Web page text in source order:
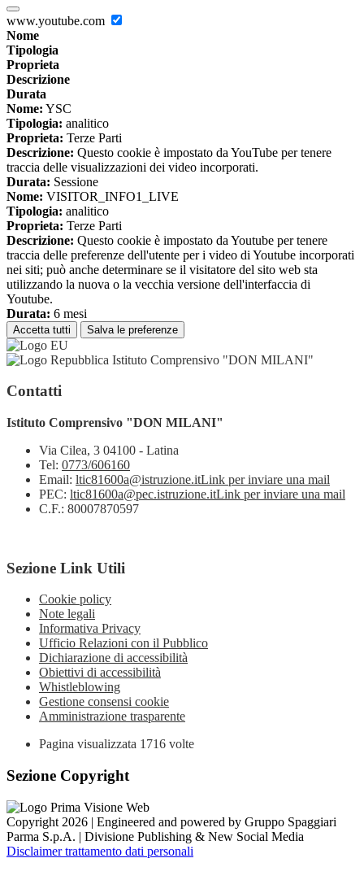
www.youtube.com
Nome
Tipologia
Proprieta
Descrizione
Durata
Nome: YSC
Tipologia: analitico
Proprieta: Terze Parti
Descrizione: Questo cookie è impostato da YouTube per tenere
traccia delle visualizzazioni dei video incorporati.
Durata: Sessione
Nome: VISITOR_INFO1_LIVE
Tipologia: analitico
Proprieta: Terze Parti
Descrizione: Questo cookie è impostato da Youtube per tenere
traccia delle preferenze dell'utente per i video di Youtube incorporati
nei siti; può anche determinare se il visitatore del sito web sta
utilizzando la nuova o la vecchia versione dell'interfaccia di
Youtube.
Durata: 6 mesi
Accetta tutti Salva le preferenze
Istituto Comprensivo "DON MILANI"
Contatti
Istituto Comprensivo "DON MILANI"
Via Cilea, 3 04100 - Latina
Tel: 0773/606160
Email: ltic81600a@istruzione.itLink per inviare una mail
PEC: ltic81600a@pec.istruzione.itLink per inviare una mail
C.F.: 80007870597
Sezione Link Utili
Cookie policy
Note legali
Informativa Privacy
Ufficio Relazioni con il Pubblico
Dichiarazione di accessibilità
Obiettivi di accessibilità
Whistleblowing
Gestione consensi cookie
Amministrazione trasparente
Pagina visualizzata 1716 volte
Sezione Copyright
Copyright 2026 | Engineered and powered by Gruppo Spaggiari
Parma S.p.A. | Divisione Publishing & New Social Media
Disclaimer trattamento dati personali